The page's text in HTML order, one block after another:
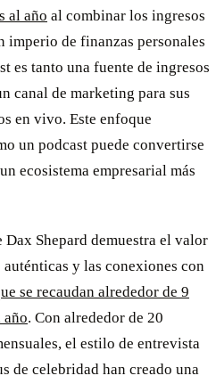
al año al combinar los ingresos
imperio de finanzas personales
es tanto una fuente de ingresos
canal de marketing para sus
en vivo. Este enfoque
un podcast puede convertirse
ecosistema empresarial más
Shepard demuestra el valor
y las conexiones con
se recaudan alrededor de 9
año. Con alrededor de 20
el estilo de entrevista
de celebridad han creado una